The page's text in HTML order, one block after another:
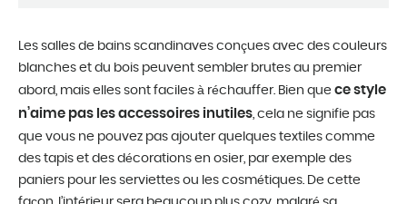
Les salles de bains scandinaves conçues avec des couleurs
blanches et du bois peuvent sembler brutes au premier
abord, mais elles sont faciles à réchauffer. Bien que ce style
n’aime pas les accessoires inutiles, cela ne signifie pas
que vous ne pouvez pas ajouter quelques textiles comme
des tapis et des décorations en osier, par exemple des
paniers pour les serviettes ou les cosmétiques. De cette